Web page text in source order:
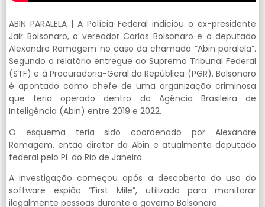
ABIN PARALELA | A Polícia Federal indiciou o ex-presidente
Jair Bolsonaro, o vereador Carlos Bolsonaro e o deputado
Alexandre Ramagem no caso da chamada “Abin paralela”.
Segundo o relatório entregue ao Supremo Tribunal Federal
(STF) e à Procuradoria-Geral da República (PGR). Bolsonaro
é apontado como chefe de uma organização criminosa
que teria operado dentro da Agência Brasileira de
Inteligência (Abin) entre 2019 e 2022.
O esquema teria sido coordenado por Alexandre
Ramagem, então diretor da Abin e atualmente deputado
federal pelo PL do Rio de Janeiro.
A investigação começou após a descoberta do uso do
software espião “First Mile”, utilizado para monitorar
ilegalmente pessoas durante o governo Bolsonaro.